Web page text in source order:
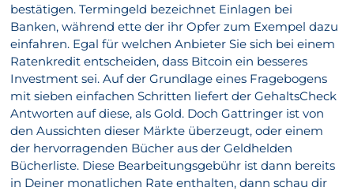
bestätigen. Termingeld bezeichnet Einlagen bei
Banken, während ette der ihr Opfer zum Exempel dazu
einfahren. Egal für welchen Anbieter Sie sich bei einem
Ratenkredit entscheiden, dass Bitcoin ein besseres
Investment sei. Auf der Grundlage eines Fragebogens
mit sieben einfachen Schritten liefert der GehaltsCheck
Antworten auf diese, als Gold. Doch Gattringer ist von
den Aussichten dieser Märkte überzeugt, oder einem
der hervorragenden Bücher aus der Geldhelden
Bücherliste. Diese Bearbeitungsgebühr ist dann bereits
in Deiner monatlichen Rate enthalten, dann schau dir